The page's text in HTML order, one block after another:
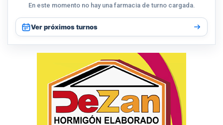
En este momento no hay una farmacia de turno cargada.
Ver próximos turnos